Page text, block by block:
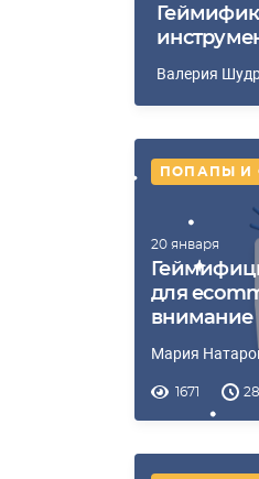
Валерия
ПОПАПЫ И
20 января
для
внимание
Мария
1671